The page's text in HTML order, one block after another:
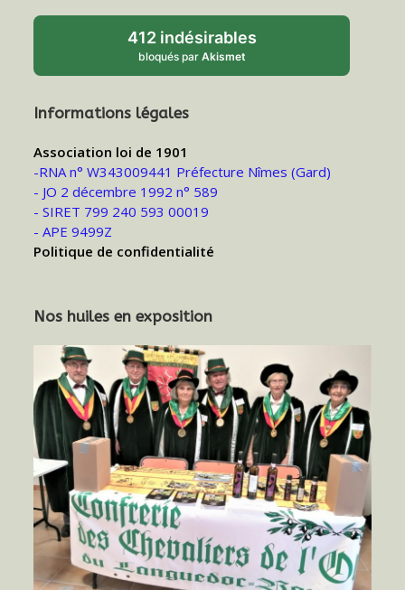
412 indésirables
bloqués par Akismet
Informations légales
Association loi de 1901
-RNA n° W343009441 Préfecture Nîmes (Gard)
- JO 2 décembre 1992 n° 589
- SIRET 799 240 593 00019
- APE 9499Z
Politique de confidentialité
Nos huiles en exposition